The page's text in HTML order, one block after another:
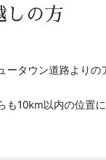
しの方
ータウン道路よりの
も10km以内の位置に